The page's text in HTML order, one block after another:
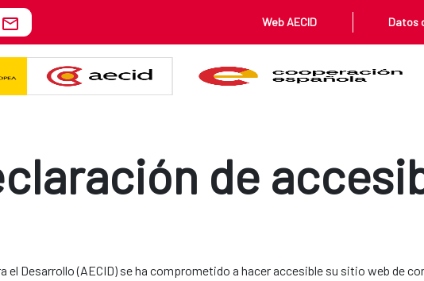
Web AECID Datos
de
el Desarrollo (AECID) se ha comprometido a hacer accesible su sitio web de